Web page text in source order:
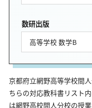
数研出版
高等学校 数学B
京都府立網野高等学校間
ちらの対応教科書リスト
は網野高校間人分校の授